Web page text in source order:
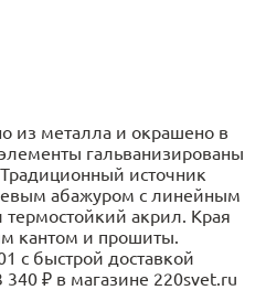
из металла и окрашено в
гальванизированы
источник
абажуром с линейным
акрил. Края
кантом и прошиты.
с быстрой доставкой
₽ в магазине 220svet.ru